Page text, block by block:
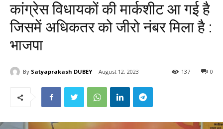
कांग्रेस विधायकों की मार्कशीट आ गई है
जिसमें अधिकतर को जीरो नंबर मिला है :
भाजपा
By Satyaprakash DUBEY August 12, 2023 0
137